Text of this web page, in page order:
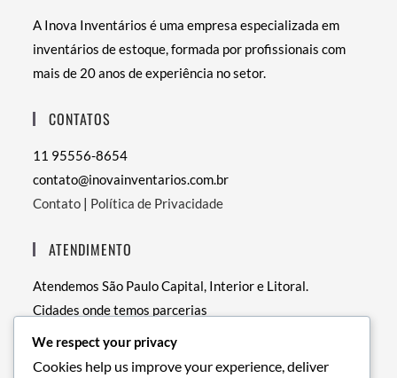
A Inova Inventários é uma empresa especializada em
inventários de estoque, formada por profissionais com
mais de 20 anos de experiência no setor.
CONTATOS
11 95556-8654
contato@inovainventarios.com.br
Contato | Política de Privacidade
ATENDIMENTO
Atendemos São Paulo Capital, Interior e Litoral.
Cidades onde temos parcerias
• RJ – Rio de Janeiro
We respect your privacy
Cookies help us improve your experience, deliver